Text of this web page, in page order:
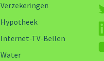
Verzekeringen
Hypotheek
Internet-TV-Bellen
Water